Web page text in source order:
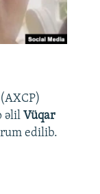
əlil Vüqar
edilib.